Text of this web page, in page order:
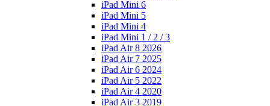
iPad Mini 6
iPad Mini 5
iPad Mini 4
iPad Mini 1 / 2 / 3
iPad Air 8 2026
iPad Air 7 2025
iPad Air 6 2024
iPad Air 5 2022
iPad Air 4 2020
iPad Air 3 2019